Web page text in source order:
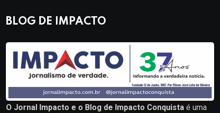
BLOG DE IMPACTO
O Jornal Impacto e o Blog de Impacto Conquista é uma